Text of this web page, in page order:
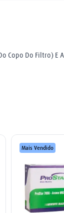
Copo Do Filtro) E
Mais Vendido